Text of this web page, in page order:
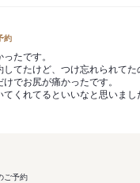
約
たです。
てたけど、つけ忘れられてた
でお尻が痛かったです。
くれてるといいなと思いまし
ご予約